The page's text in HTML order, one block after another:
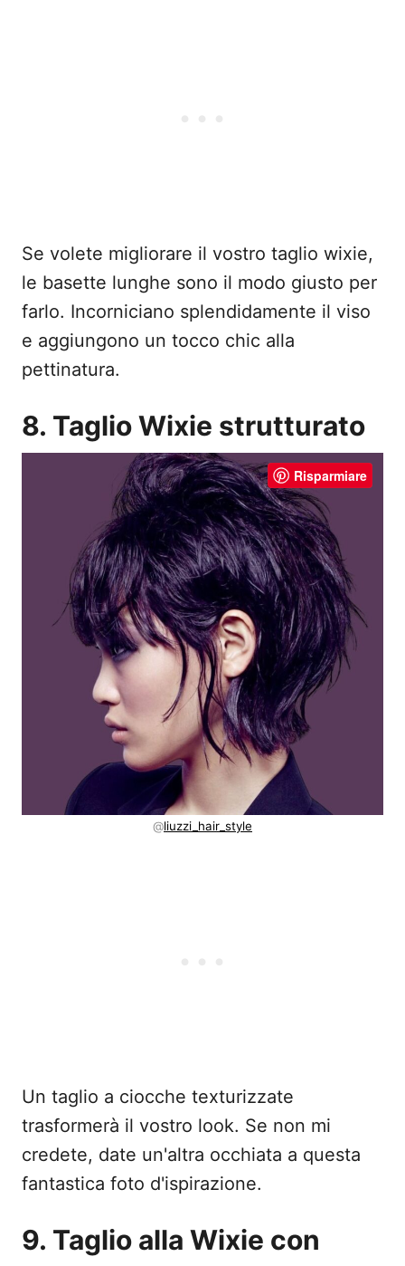
Se volete migliorare il vostro taglio wixie,
le basette lunghe sono il modo giusto per
farlo. Incorniciano splendidamente il viso
e aggiungono un tocco chic alla
pettinatura.
8. Taglio Wixie strutturato
Risparmiare
@liuzzi_hair_style
Un taglio a ciocche texturizzate
trasformerà il vostro look. Se non mi
credete, date un'altra occhiata a questa
fantastica foto d'ispirazione.
9. Taglio alla Wixie con